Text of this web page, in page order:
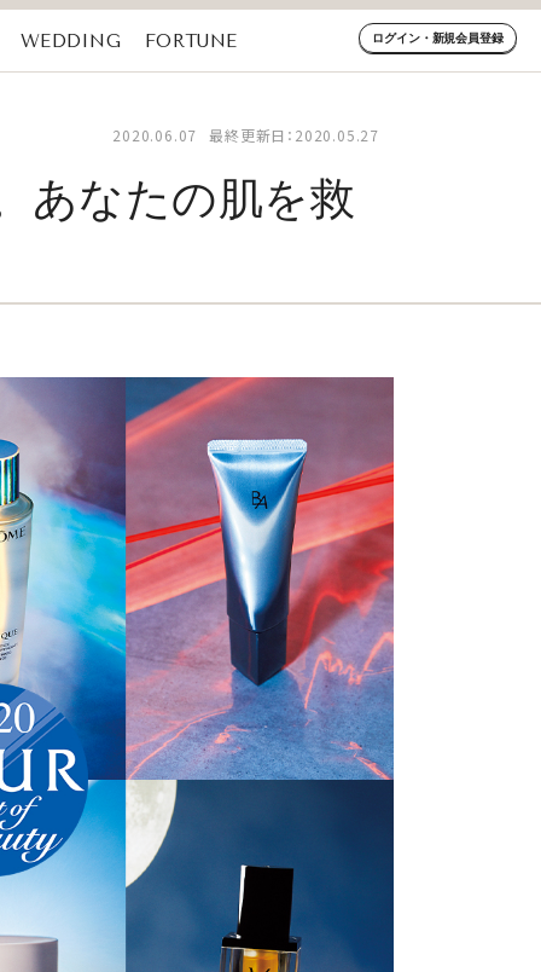
WEDDING FORTUNE ログイン・新規会員登録
2020.06.07 最終更新日：2020.05.27
あなたの肌を救